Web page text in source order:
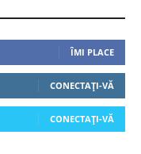
ÎMI PLACE
CONECTAȚI-VĂ
CONECTAȚI-VĂ